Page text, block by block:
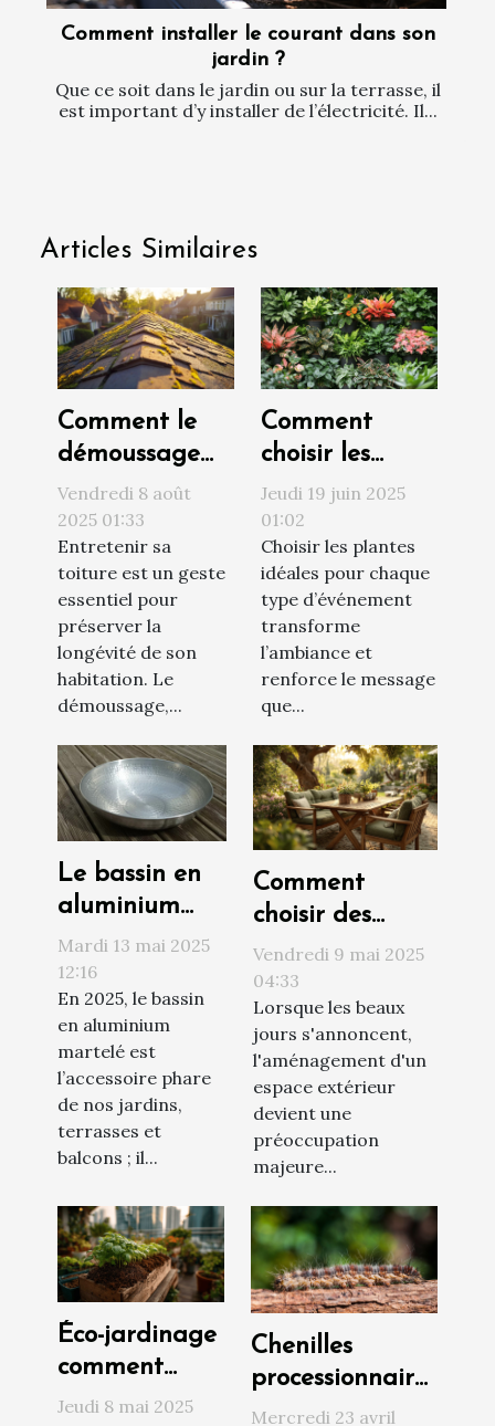
Comment installer le courant dans son
jardin ?
Que ce soit dans le jardin ou sur la terrasse, il
est important d’y installer de l’électricité. Il...
Articles Similaires
Comment le
démoussage
prolonge la
durée de vie
de votre
toiture ?
Vendredi 8 août
2025 01:33
Entretenir sa
toiture est un geste
essentiel pour
préserver la
longévité de son
habitation. Le
démoussage,...
Comment
choisir les
meilleures
plantes pour
chaque type
d'événement
Jeudi 19 juin 2025
01:02
Choisir les plantes
idéales pour chaque
type d’événement
transforme
l’ambiance et
renforce le message
que...
Le bassin en
aluminium
martelé :
l’accessoire
esthétique de
nos jardins en
2025 !
Mardi 13 mai 2025
12:16
En 2025, le bassin
en aluminium
martelé est
l’accessoire phare
de nos jardins,
terrasses et
balcons ; il...
Comment
choisir des
meubles de
jardin durables
et
écoresponsables
Vendredi 9 mai 2025
04:33
Lorsque les beaux
jours s'annoncent,
l'aménagement d'un
espace extérieur
devient une
préoccupation
majeure...
Éco-jardinage
comment
créer un
Jeudi 8 mai 2025
Chenilles
processionnaires
: est-ce encore
Mercredi 23 avril